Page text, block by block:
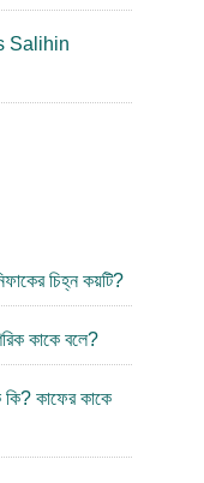
Salihin
চিহ্ন কয়টি?
কাকে বলে?
কাফের কাকে